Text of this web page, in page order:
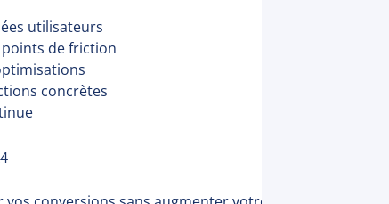
utilisateurs
de friction
concrètes